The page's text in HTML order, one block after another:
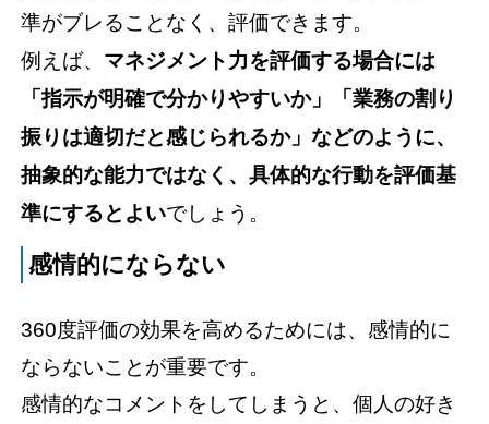
準がブレることなく、評価できます。
例えば、 マネジメント力を評価する場合には
「指示が明確で分かりやすいか」「業務の割り
振りは適切だと感じられるか」などのように、
抽象的な能力ではなく、具体的な行動を評価基
準にするとよいでしょう。
感情的にならない
360度評価の効果を高めるためには、感情的に
ならないことが重要です。
感情的なコメントをしてしまうと、個人の好き